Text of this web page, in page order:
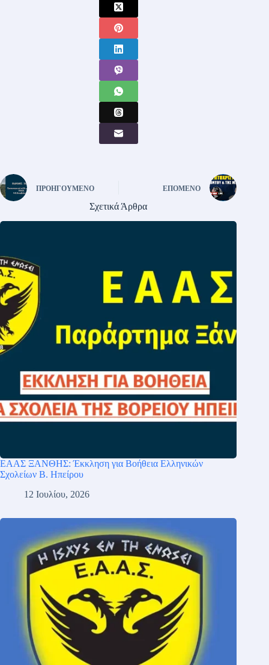
ΠΡΟΗΓΟΎΜΕΝΟ ΕΠΌΜΕΝΟ
Σχετικά Άρθρα
ΕΑΑΣ ΞΑΝΘΗΣ: Έκκληση για Βοήθεια Ελληνικών
Σχολείων Β. Ηπείρου
12 Ιουλίου, 2026